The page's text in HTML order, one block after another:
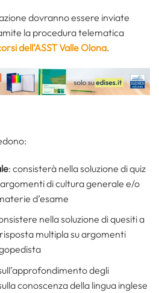
dovranno essere inviate
la procedura telematica
dell’ASST Valle Olona.
: consisterà nella soluzione di quiz
di cultura generale e/o
d’esame
nella soluzione di quesiti a
multipla su argomenti
degli
conoscenza della lingua inglese